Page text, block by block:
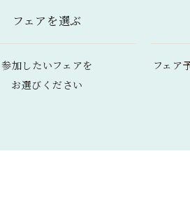
フェアを選ぶ
参加したいフェアを
お選びください
フェア